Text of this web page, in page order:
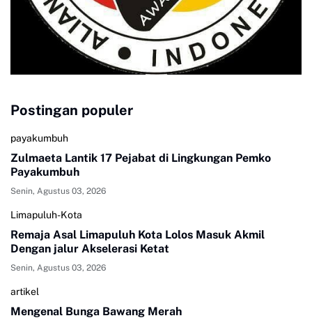
Postingan populer
payakumbuh
Zulmaeta Lantik 17 Pejabat di Lingkungan Pemko
Payakumbuh
Senin, Agustus 03, 2026
Limapuluh-Kota
Remaja Asal Limapuluh Kota Lolos Masuk Akmil
Dengan jalur Akselerasi Ketat
Senin, Agustus 03, 2026
artikel
Mengenal Bunga Bawang Merah